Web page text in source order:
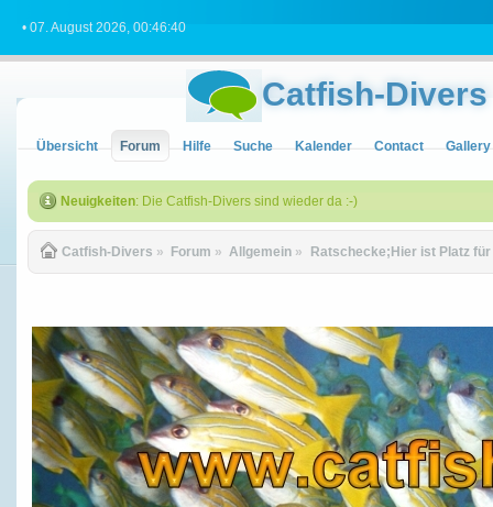
• 07. August 2026, 00:46:40
Catfish-Divers
Übersicht Forum Hilfe Suche Kalender Contact Gallery
Neuigkeiten: Die Catfish-Divers sind wieder da :-)
Catfish-Divers » Forum » Allgemein » Ratschecke;Hier ist Platz